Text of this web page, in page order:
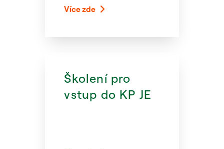
Více zde
Školení pro
vstup do KP JE